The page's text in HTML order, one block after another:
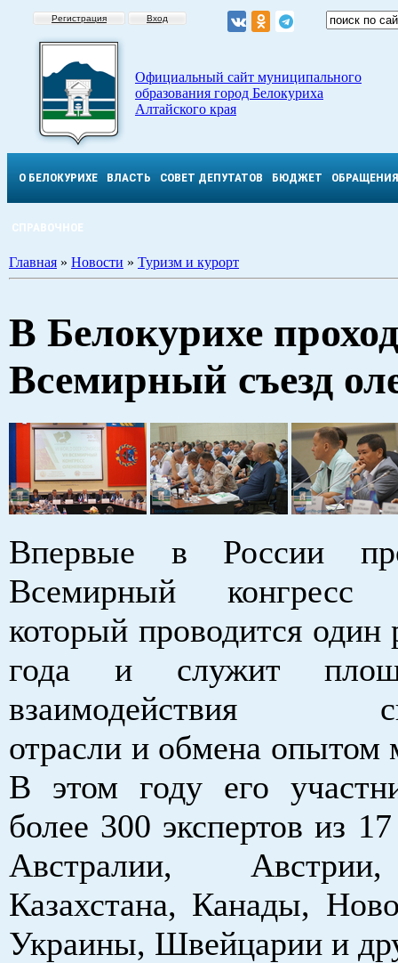
Регистрация Вход
Официальный сайт муниципального
образования город Белокуриха
Алтайского края
О БЕЛОКУРИХЕ ВЛАСТЬ СОВЕТ ДЕПУТАТОВ БЮДЖЕТ ОБРАЩЕНИЯ
СПРАВОЧНОЕ
Главная » Новости » Туризм и курорт
В Белокурихе
Всемирный съезд
Впервые в России
Всемирный конгресс
который проводится один
года и служит
взаимодействия
отрасли и обмена
В этом году его
более 300 экспертов из
Австралии,
Казахстана, Канады,
Украины, Швейцарии и